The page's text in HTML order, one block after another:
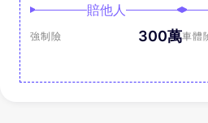
賠他人
強制險 300萬車體